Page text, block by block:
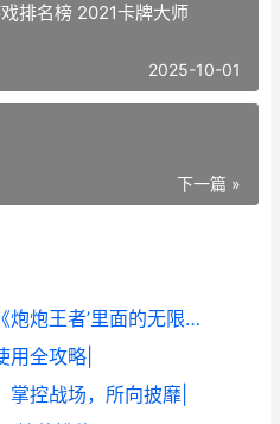
排名榜 2021卡牌大师
2025-10-01
下一篇 »
|该该怎么办办轻松获得《炮炮王者’里面的无限金币和星星|
用全攻略|
掌控战场，所向披靡|